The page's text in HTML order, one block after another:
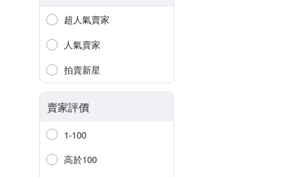
超人氣賣家
人氣賣家
拍賣新星
賣家評價
1-100
高於100